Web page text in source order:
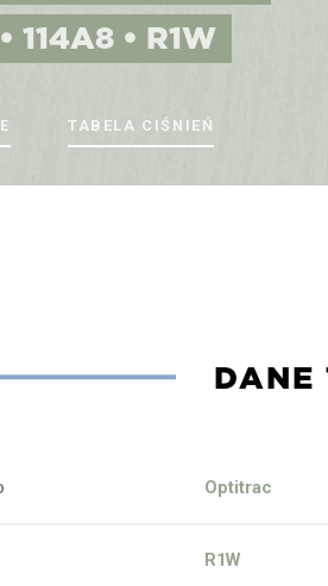
114A8 • R1W
TABELA CIŚNIEŃ
DANE
Optitrac
R1W